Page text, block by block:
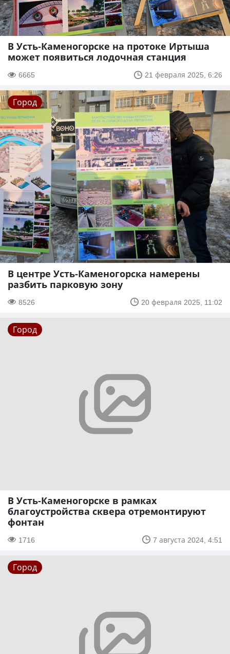
В Усть-Каменогорске на протоке Иртыша
может появиться лодочная станция
6665 21 февраля 2025, 6:26
Город
В центре Усть-Каменогорска намерены
разбить парковую зону
8526 20 февраля 2025, 11:02
Город
В Усть-Каменогорске в рамках
благоустройства сквера отремонтируют
фонтан
1716 7 августа 2024, 4:51
Город